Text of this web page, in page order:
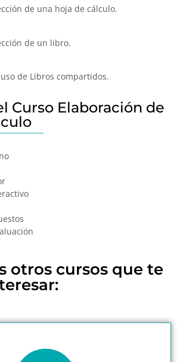
de una hoja de cálculo.
de un libro.
de Libros compartidos.
Curso Elaboración de
otros cursos que te